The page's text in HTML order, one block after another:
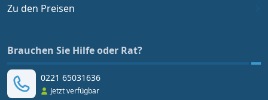
Zu den Preisen
Brauchen Sie Hilfe oder Rat?
0221 65031636
Jetzt verfügbar